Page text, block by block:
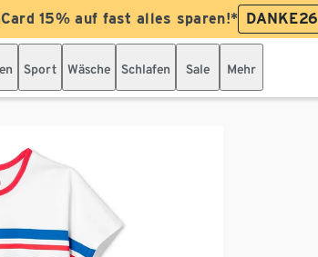
15% auf fast alles sparen!* DANKE26
Sport Wäsche Schlafen Sale Mehr